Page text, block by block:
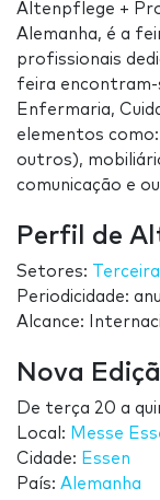
Altenpflege +
Alemanha, é a
profissionais
feira encontram-
Enfermaria,
elementos
outros),
comunicação e
Perfil de
Setores:
Periodicidade:
Alcance:
Nova
De terça 20 a
Local: Messe
Cidade: Essen
País: Alemanha